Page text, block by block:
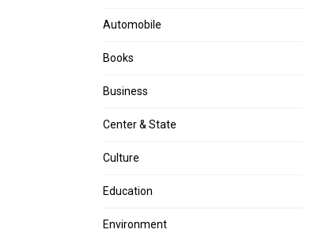
Automobile
Books
Business
Center & State
Culture
Education
Environment